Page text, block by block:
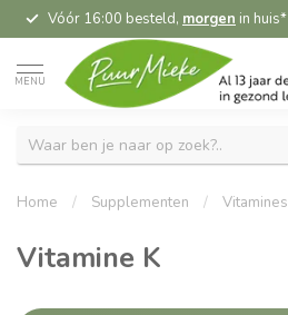
Vóór 16:00 besteld, morgen in huis*
MENU
Home / Supplementen / Vitamines
Vitamine K